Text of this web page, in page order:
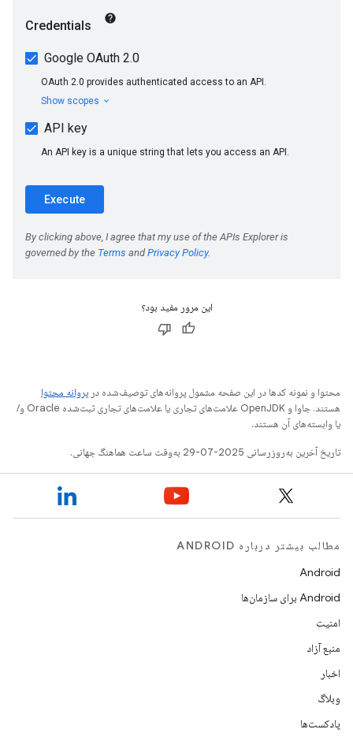
این مرور مفید بود؟
محتوا و نمونه کدها در این صفحه مشمول پروانه‌های توصیف‌شده در پروانه محتوا
هستند. جاوا و OpenJDK علامت‌های تجاری یا علامت‌های تجاری ثبت‌شده Oracle و/
یا وابسته‌های آن هستند.
تاریخ آخرین به‌روزرسانی 2025-07-29 به‌وقت ساعت هماهنگ جهانی.
مطالب بیشتر درباره ANDROID
Android
Android برای سازمان‌ها
امنیت
منبع آزاد
اخبار
وبلاگ
پادکست‌ها